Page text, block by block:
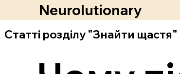
Neurolutionary
Статті розділу "Знайти щастя"